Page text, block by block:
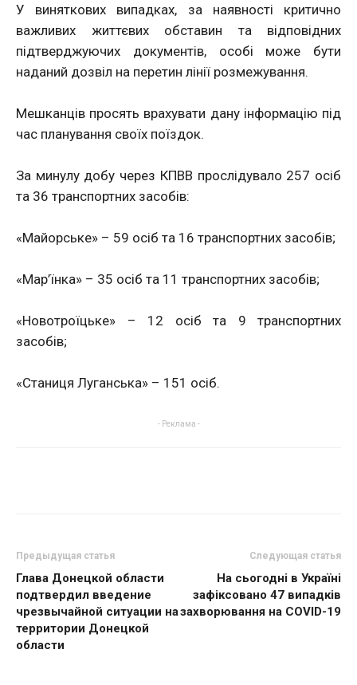
У виняткових випадках, за наявності критично
важливих життєвих обставин та відповідних
підтверджуючих документів, особі може бути
наданий дозвіл на перетин лінії розмежування.
Мешканців просять врахувати дану інформацію під
час планування своїх поїздок.
За минулу добу через КПВВ прослідувало 257 осіб
та 36 транспортних засобів:
«Майорське» – 59 осіб та 16 транспортних засобів;
«Мар’їнка» – 35 осіб та 11 транспортних засобів;
«Новотроїцьке» – 12 осіб та 9 транспортних
засобів;
«Станиця Луганська» – 151 осіб.
- Реклама -
Предыдущая статья
Глава Донецкой области
подтвердил введение
чрезвычайной ситуации на
территории Донецкой
области
Следующая статья
На сьогодні в Україні
зафіксовано 47 випадків
захворювання на COVID-19